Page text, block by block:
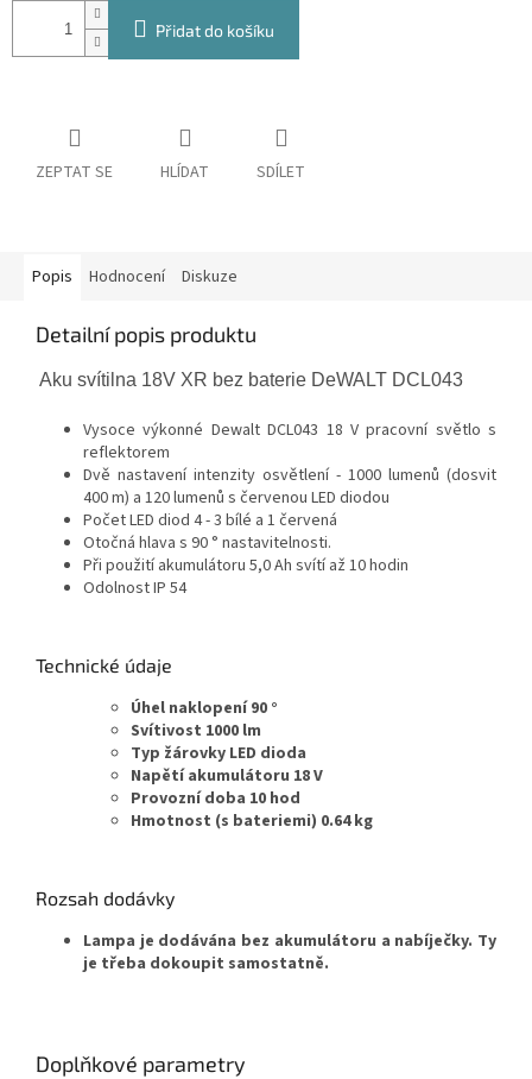
Přidat do košíku
ZEPTAT SE HLÍDAT SDÍLET
Popis Hodnocení Diskuze
Detailní popis produktu
Aku svítilna 18V XR bez baterie DeWALT DCL043
Vysoce výkonné Dewalt DCL043 18 V pracovní světlo s
reflektorem
Dvě nastavení intenzity osvětlení - 1000 lumenů (dosvit
400 m) a 120 lumenů s červenou LED diodou
Počet LED diod 4 - 3 bílé a 1 červená
Otočná hlava s 90 ° nastavitelnosti.
Při použití akumulátoru 5,0 Ah svítí až 10 hodin
Odolnost IP 54
Technické údaje
Úhel naklopení 90 °
Svítivost 1000 lm
Typ žárovky LED dioda
Napětí akumulátoru 18 V
Provozní doba 10 hod
Hmotnost (s bateriemi) 0.64 kg
Rozsah dodávky
Lampa je dodávána bez akumulátoru a nabíječky. Ty
je třeba dokoupit samostatně.
Doplňkové parametry